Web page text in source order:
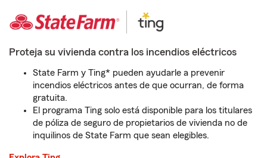
Proteja su vivienda contra los incendios eléctricos
State Farm y Ting* pueden ayudarle a prevenir
incendios eléctricos antes de que ocurran, de forma
gratuita.
El programa Ting solo está disponible para los titulares
de póliza de seguro de propietarios de vivienda no de
inquilinos de State Farm que sean elegibles.